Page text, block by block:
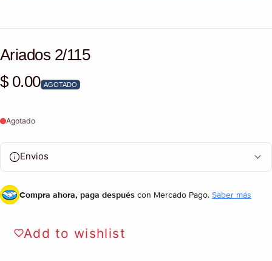
Ariados 2/115
Precio habitual
$ 0.00 AGOTADO
Agotado
Envios
Compra ahora, paga después con Mercado Pago. Saber más
Add to wishlist